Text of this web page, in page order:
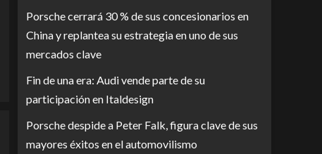
Porsche cerrará 30 % de sus concesionarios en
China y replantea su estrategia en uno de sus
mercados clave
Fin de una era: Audi vende parte de su
participación en Italdesign
Porsche despide a Peter Falk, figura clave de sus
mayores éxitos en el automovilismo